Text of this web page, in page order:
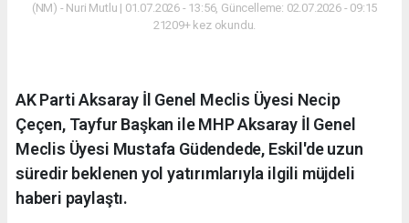
(NM) - Nuri Mutlu | 01.07.2026 - 13:56, Güncelleme: 02.07.2026 - 09:15
21209+ kez okundu.
AK Parti Aksaray İl Genel Meclis Üyesi Necip
Çeçen, Tayfur Başkan ile MHP Aksaray İl Genel
Meclis Üyesi Mustafa Güdendede, Eskil'de uzun
süredir beklenen yol yatırımlarıyla ilgili müjdeli
haberi paylaştı.